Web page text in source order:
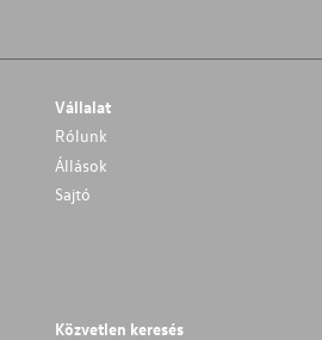
Vállalat
Rólunk
Állások
Sajtó
Közvetlen keresés